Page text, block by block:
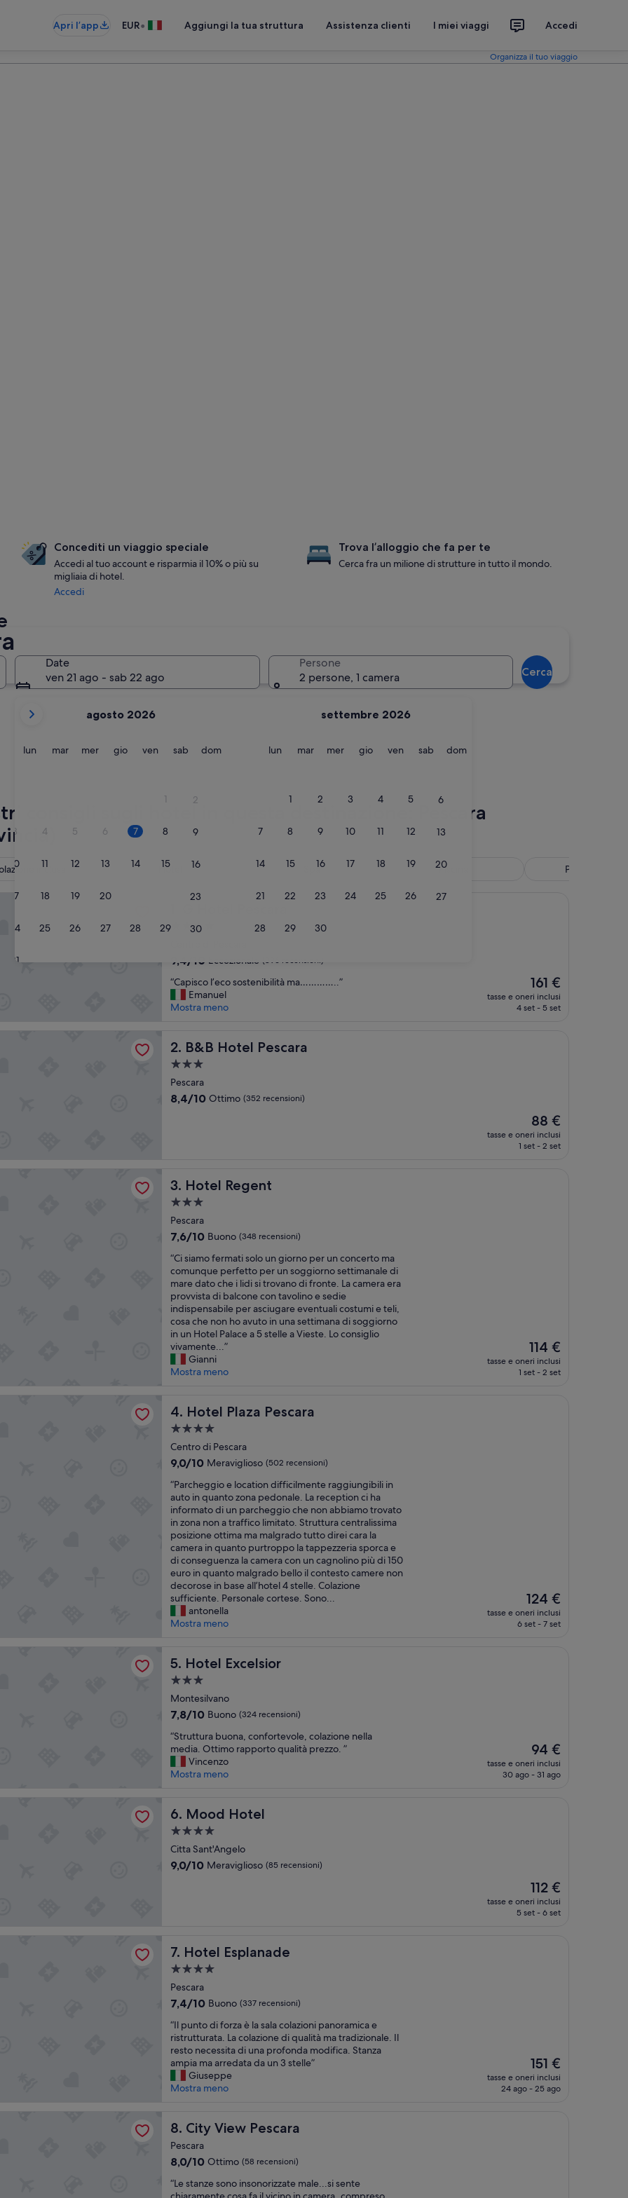
Apri l’app EUR• Aggiungi la tua struttura Assistenza clienti I miei viaggi Accedi
Organizza il tuo viaggio
Date
ven 21 ago - sab 22 ago
mesi
2026
September
agosto 2026
lunlunedì
marmartedì
mermercoledì
giogiovedì
venvenerdì
sabsabato
domdomenica
1 2
3 4 5 6 7 8 9
10 11 12 13 14 15 16
17 18 19 20 23
24 25 26 27 28 29 30
31
settembre 2026
lunlunedì
marmartedì
mermercoledì
giogiovedì
venvenerdì
sabsabato
domdomenica
1 2 3 4 5 6
7 8 9 10 11 12 13
14 15 16 17 18 19 20
21 22 23 24 25 26 27
28 29 30
Persone
2 persone, 1 camera
Cerca
Concediti un viaggio speciale
Accedi al tuo account e risparmia il 10% o più su
migliaia di hotel.
Accedi
Trova l’alloggio che fa per te
Cerca fra un milione di strutture in tutto il mondo.
Terme
Montesilvano
consigli sugli hotel in questa destinazione: Pescara
inclusa Hotel Spa Piscina Paga più tardi
Struttura
10,
Eccezionale,
(896
9,4/10 Eccezionale (896 recensioni)
“
C
a
s
o
l
’
t
n
i
b
l
i
t
à
m
a
…
…
…
”
“Capisco l’eco sostenibilità ma…………..”
Emanuel
Mostra meno
Il
prezzo
attuale
161 €
tasse e oneri inclusi
4 set - 5 set
2. B&B Hotel Pescara
B&B Hotel Pescara
Struttura
a
3.0
Pescara
8.4
8,4/10 Ottimo (352 recensioni)
Il
prezzo
attuale
88 €
tasse e oneri inclusi
1 set - 2 set
3. Hotel Regent
Hotel Regent
Struttura
a
3.0
Pescara
7.6
10,
Buono,
(348
recensioni)
7,6/10 Buono (348 recensioni)
“
C
i
s
i
a
m
o
f
e
a
s
o
o
u
n
g
i
o
r
n
o
p
r
c
n
c
e
t
o
a
m
u
n
q
u
t
o
p
e
u
n
s
o
g
g
r
n
o
s
e
“Ci siamo fermati solo un giorno per un concerto ma
comunque perfetto per un soggiorno settimanale di
mare dato che i lidi si trovano di fronte. La camera era
provvista di balcone con tavolino e sedie
indispensabile per asciugare eventuali costumi e teli,
cosa che non ho avuto in una settimana di soggiorno
in un Hotel Palace a 5 stelle a Vieste. Lo consiglio
vivamente...”
Gianni
Mostra meno
Il
prezzo
attuale
114 €
tasse e oneri inclusi
1 set - 2 set
4. Hotel Plaza Pescara
Hotel Plaza Pescara
Struttura
a
4.0
Centro di Pescara
9.0
10,
Meraviglioso,
(502
recensioni)
9,0/10 Meraviglioso (502 recensioni)
“
P
a
r
c
h
e
g
g
i
o
e
c
i
o
d
i
f
i
m
e
n
i
u
n
g
i
i
l
i
i
a
o
i
n
q
u
“Parcheggio e location difficilmente raggiungibili in
auto in quanto zona pedonale. La reception ci ha
informato di un parcheggio che non abbiamo trovato
in zona non a traffico limitato. Struttura centralissima
posizione ottima ma malgrado tutto direi cara la
camera in quanto purtroppo la tappezzeria sporca e
di conseguenza la camera con un cagnolino più di 150
euro in quanto malgrado bello il contesto camere non
decorose in base all’hotel 4 stelle. Colazione
sufficiente. Personale cortese. Sono...
antonella
Mostra meno
Il
prezzo
attuale
124 €
tasse e oneri inclusi
6 set - 7 set
5. Hotel Excelsior
Hotel Excelsior
Struttura
a
3.0
Montesilvano
7.8
10,
Buono,
(324
recensioni)
7,8/10 Buono (324 recensioni)
“
S
t
r
t
a
b
o
o
r
e
v
o
l
,
l
a
z
i
o
n
“Struttura buona, confortevole, colazione nella
media. Ottimo rapporto qualità prezzo. ”
Vincenzo
Mostra meno
Il
prezzo
attuale
94 €
tasse e oneri inclusi
30 ago - 31 ago
6. Mood Hotel
Mood Hotel
Struttura
a
4.0
Citta Sant'Angelo
9.0
9,0/10 Meraviglioso (85 recensioni)
Il
prezzo
attuale
112 €
tasse e oneri inclusi
5 set - 6 set
7. Hotel Esplanade
Hotel Esplanade
Struttura
a
4.0
Pescara
7.4
10,
Buono,
(337
recensioni)
7,4/10 Buono (337 recensioni)
“
I
l
p
u
n
d
f
o
“Il punto di forza è la sala colazioni panoramica e
ristrutturata. La colazione di qualità ma tradizionale. Il
resto necessita di una profonda modifica. Stanza
ampia ma arredata da un 3 stelle”
Giuseppe
Mostra meno
Il
prezzo
attuale
151 €
tasse e oneri inclusi
24 ago - 25 ago
8. City View Pescara
City View Pescara
Pescara
8.0
10,
8,0/10 Ottimo (58 recensioni)
“
L
“Le stanze sono insonorizzate male...si sente